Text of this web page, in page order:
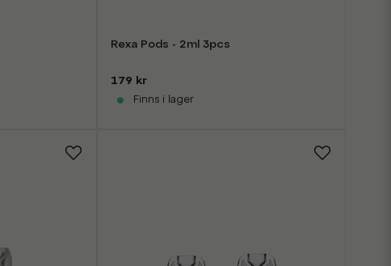
Rexa Pods - 2ml 3pcs
179 kr
Finns i lager